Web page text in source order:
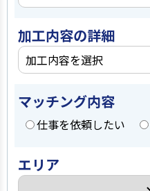
加工内容の詳細
加工内容を選択
マッチング内容
仕事を依頼したい
エリア